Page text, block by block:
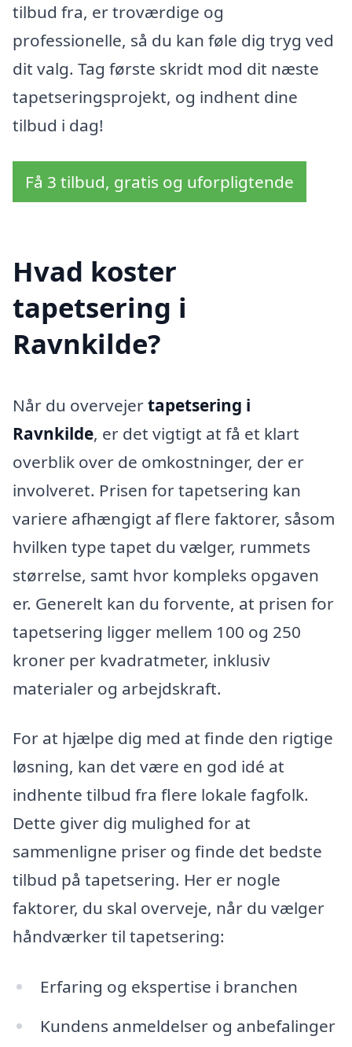
tilbud fra, er troværdige og
professionelle, så du kan føle dig tryg ved
dit valg. Tag første skridt mod dit næste
tapetseringsprojekt, og indhent dine
tilbud i dag!
Få 3 tilbud, gratis og uforpligtende
Hvad koster
tapetsering i
Ravnkilde?
Når du overvejertapetsering i
Ravnkilde, er det vigtigt at få et klart
overblik over de omkostninger, der er
involveret. Prisen for tapetsering kan
variere afhængigt af flere faktorer, såsom
hvilken type tapet du vælger, rummets
størrelse, samt hvor kompleks opgaven
er. Generelt kan du forvente, at prisen for
tapetsering ligger mellem 100 og 250
kroner per kvadratmeter, inklusiv
materialer og arbejdskraft.
For at hjælpe dig med at finde den rigtige
løsning, kan det være en god idé at
indhente tilbud fra flere lokale fagfolk.
Dette giver dig mulighed for at
sammenligne priser og finde det bedste
tilbud på tapetsering. Her er nogle
faktorer, du skal overveje, når du vælger
håndværker til tapetsering:
Erfaring og ekspertise i branchen
Kundens anmeldelser og anbefalinger